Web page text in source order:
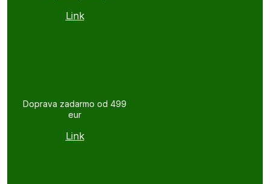
Link
Doprava zadarmo od 499
eur
Link